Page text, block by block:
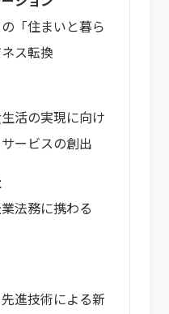
「住まいと暮ら
ス転換
活の実現に向け
ービスの創出
法務に携わる
進技術による新